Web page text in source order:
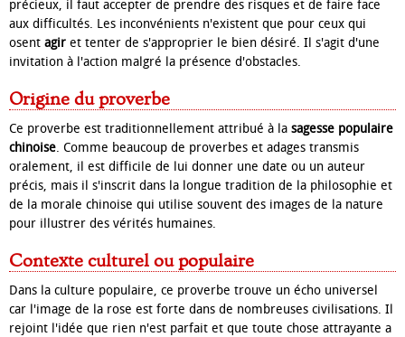
précieux, il faut accepter de prendre des risques et de faire face
aux difficultés. Les inconvénients n'existent que pour ceux qui
osent agir et tenter de s'approprier le bien désiré. Il s'agit d'une
invitation à l'action malgré la présence d'obstacles.
Origine du proverbe
Ce proverbe est traditionnellement attribué à la sagesse populaire
chinoise. Comme beaucoup de proverbes et adages transmis
oralement, il est difficile de lui donner une date ou un auteur
précis, mais il s'inscrit dans la longue tradition de la philosophie et
de la morale chinoise qui utilise souvent des images de la nature
pour illustrer des vérités humaines.
Contexte culturel ou populaire
Dans la culture populaire, ce proverbe trouve un écho universel
car l'image de la rose est forte dans de nombreuses civilisations. Il
rejoint l'idée que rien n'est parfait et que toute chose attrayante a